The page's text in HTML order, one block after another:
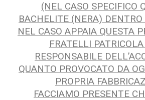
(NEL CASO SPECIFICO
BACHELITE (NERA)
NEL CASO APPAIA QUESTA
FRATELLI PATRICOLA
RESPONSABILE
QUANTO PROVOCATO DA
PROPRIA
FACCIAMO PRESENTE